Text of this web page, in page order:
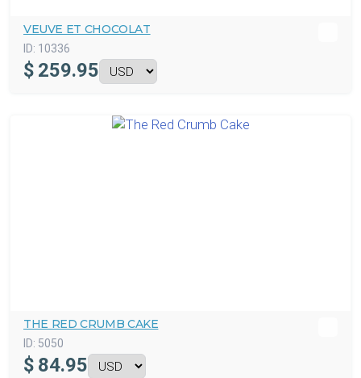
VEUVE ET CHOCOLAT
ID: 10336
$ 259.95
THE RED CRUMB CAKE
ID: 5050
$ 84.95